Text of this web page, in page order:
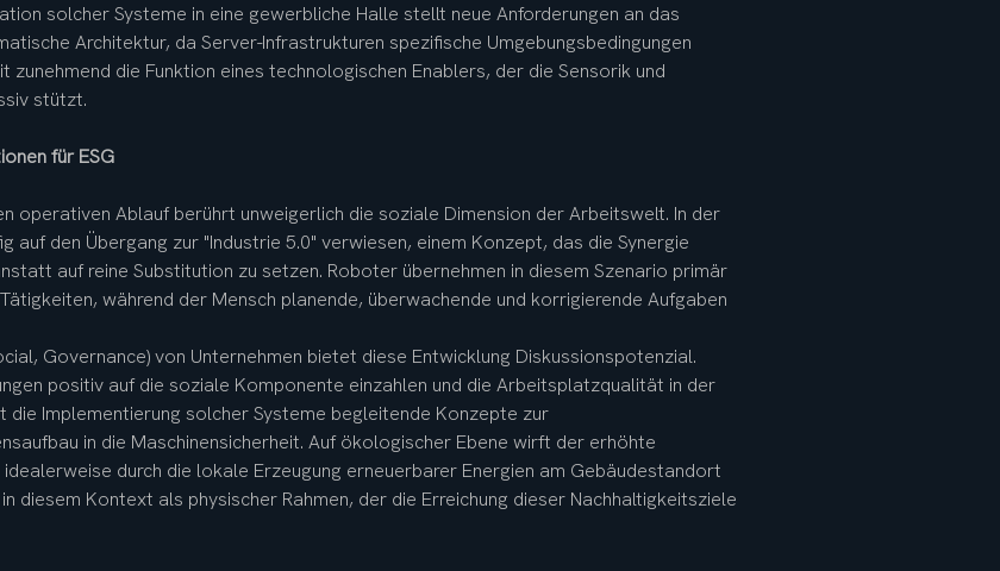
solcher Systeme in eine gewerbliche Halle stellt neue Anforderungen an das
Architektur, da Server-Infrastrukturen spezifische Umgebungsbedingungen
die Funktion eines technologischen Enablers, der die Sensorik und
stützt.
für ESG
operativen Ablauf berührt unweigerlich die soziale Dimension der Arbeitswelt. In der
auf den Übergang zur "Industrie 5.0" verwiesen, einem Konzept, das die Synergie
auf reine Substitution zu setzen. Roboter übernehmen in diesem Szenario primär
während der Mensch planende, überwachende und korrigierende Aufgaben
Governance) von Unternehmen bietet diese Entwicklung Diskussionspotenzial.
positiv auf die soziale Komponente einzahlen und die Arbeitsplatzqualität in der
Implementierung solcher Systeme begleitende Konzepte zur
in die Maschinensicherheit. Auf ökologischer Ebene wirft der erhöhte
durch die lokale Erzeugung erneuerbarer Energien am Gebäudestandort
diesem Kontext als physischer Rahmen, der die Erreichung dieser Nachhaltigkeitsziele